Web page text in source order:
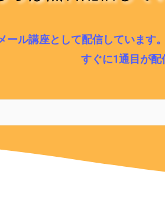
ール講座として配信しています
すぐに1通目が配